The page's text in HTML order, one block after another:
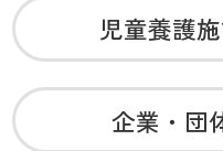
児童養護
企業・団